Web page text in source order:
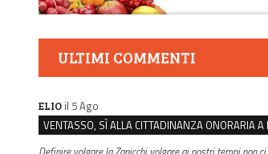
ULTIMI COMMENTI
ELIO il 5 Ago